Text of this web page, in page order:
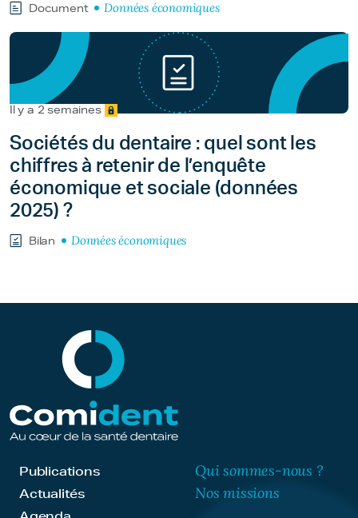
Document Données économiques
Il y a 2 semaines
Sociétés du dentaire : quel sont les
chiffres à retenir de l’enquête
économique et sociale (données
2025) ?
Bilan Données économiques
Publications
Actualités
Qui sommes-nous ?
Nos missions